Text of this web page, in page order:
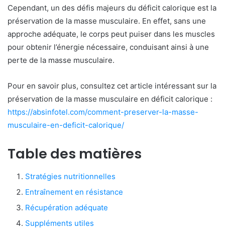
Cependant, un des défis majeurs du déficit calorique est la
préservation de la masse musculaire. En effet, sans une
approche adéquate, le corps peut puiser dans les muscles
pour obtenir l’énergie nécessaire, conduisant ainsi à une
perte de la masse musculaire.
Pour en savoir plus, consultez cet article intéressant sur la
préservation de la masse musculaire en déficit calorique :
https://absinfotel.com/comment-preserver-la-masse-
musculaire-en-deficit-calorique/
Table des matières
Stratégies nutritionnelles
Entraînement en résistance
Récupération adéquate
Suppléments utiles